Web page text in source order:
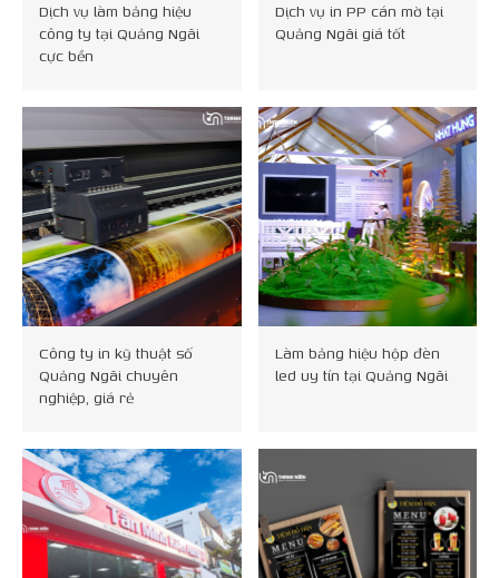
Dịch vụ làm bảng hiệu
công ty tại Quảng Ngãi
cực bền
Dịch vụ in PP cán mờ tại
Quảng Ngãi giá tốt
Công ty in kỹ thuật số
Quảng Ngãi chuyên
nghiệp, giá rẻ
Làm bảng hiệu hộp đèn
led uy tín tại Quảng Ngãi